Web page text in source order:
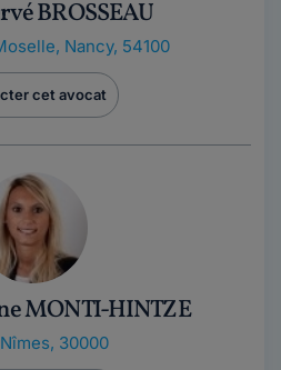
BROSSEAU
, Nancy, 54100
cet avocat
MONTI-HINTZE
Nîmes, 30000